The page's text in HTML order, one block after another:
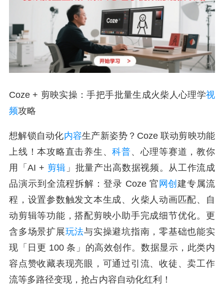
Coze + 剪映实操：手把手批量生成火柴人心理学视
频攻略
想解锁自动化内容生产新姿势？Coze 联动剪映功能
上线！本攻略直击养生、科普、心理等赛道，教你
用「AI + 剪辑 」批量产出高数据视频。从工作流成
品演示到全流程拆解：登录 Coze 官 网创建专属流
程，设置参数触发文本生成、火柴人动画匹配、自
动剪辑等功能，搭配剪映小助手完成细节优化。更
含多场景扩展玩法与实操避坑指南，零基础也能实
现「日更 100 条」的高效创作。数据显示，此类内
容点赞收藏表现亮眼，可通过引流、收徒、卖工作
流等多路径变现，抢占内容自动化红利！